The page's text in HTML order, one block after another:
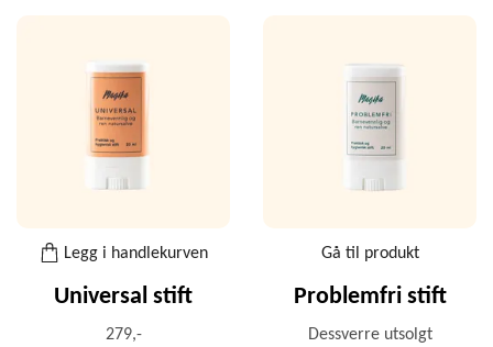
Legg i handlekurven
Universal stift
279,-
Gå til produkt
Problemfri stift
Dessverre utsolgt